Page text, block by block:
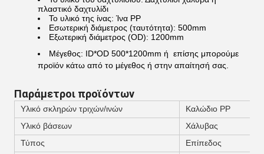
πλαστικό δαχτυλίδι
Το υλικό της ίνας: Ίνα PP
Εσωτερική διάμετρος (ταυτότητα): 500mm
Εξωτερική διάμετρος (OD): 1200mm
Μέγεθος: ID*OD 500*1200mm ή επίσης μπορούμε
προϊόν κάτω από το μέγεθος ή στην απαίτησή σας.
Παράμετροι προϊόντων
Υλικό σκληρών τριχών/ινών
Καλώδιο PP
Υλικό βάσεων
Χάλυβας
Τύπος
Επίπεδος